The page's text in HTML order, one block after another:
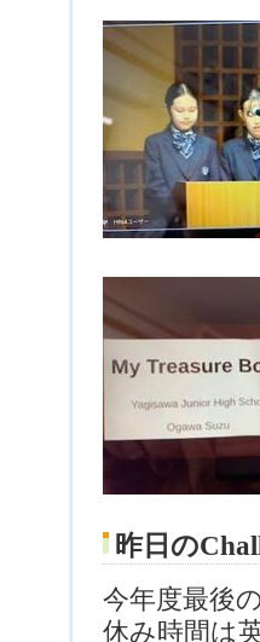
昨日の
今年度最後
休み時間は